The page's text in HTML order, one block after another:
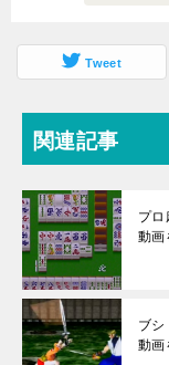
Tweet
関連記事
プ
動
ブ
動